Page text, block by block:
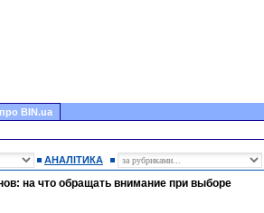
BIN.ua
АНАЛІТИКА
на что обращать внимание при выборе